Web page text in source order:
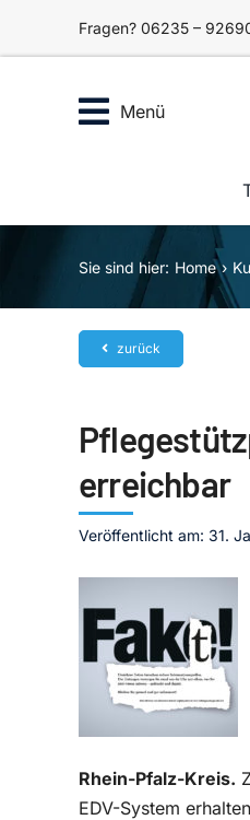
Fragen? 06235 –
Menü
Sie sind hier: Home
zurück
erreichbar
Veröffentlicht am: 31.
Rhein-Pfalz-Kreis.
EDV-System